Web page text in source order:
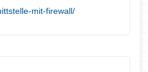
mit-firewall/